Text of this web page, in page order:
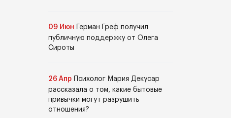
09 Июн
Герман Греф получил
публичную поддержку от Олега
Сироты
26 Апр
Психолог Мария Декусар
рассказала о том, какие бытовые
привычки могут разрушить
отношения?